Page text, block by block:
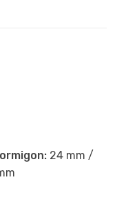
24 mm /